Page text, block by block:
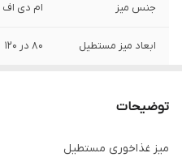
جنس میز ام دی اف
ابعاد میز مستطیل ۸۰ در ۱۲۰
توضیحات
میز غذاخوری مستطیل